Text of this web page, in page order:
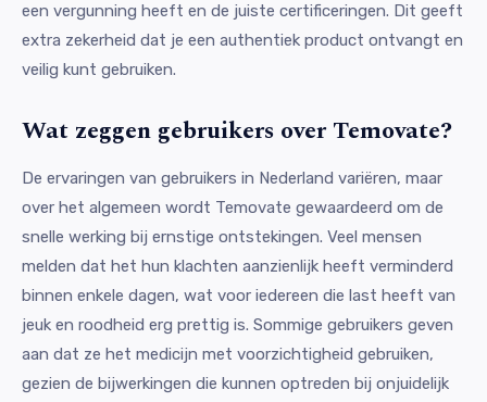
een vergunning heeft en de juiste certificeringen. Dit geeft
extra zekerheid dat je een authentiek product ontvangt en
veilig kunt gebruiken.
Wat zeggen gebruikers over Temovate?
De ervaringen van gebruikers in Nederland variëren, maar
over het algemeen wordt Temovate gewaardeerd om de
snelle werking bij ernstige ontstekingen. Veel mensen
melden dat het hun klachten aanzienlijk heeft verminderd
binnen enkele dagen, wat voor iedereen die last heeft van
jeuk en roodheid erg prettig is. Sommige gebruikers geven
aan dat ze het medicijn met voorzichtigheid gebruiken,
gezien de bijwerkingen die kunnen optreden bij onjuidelijk